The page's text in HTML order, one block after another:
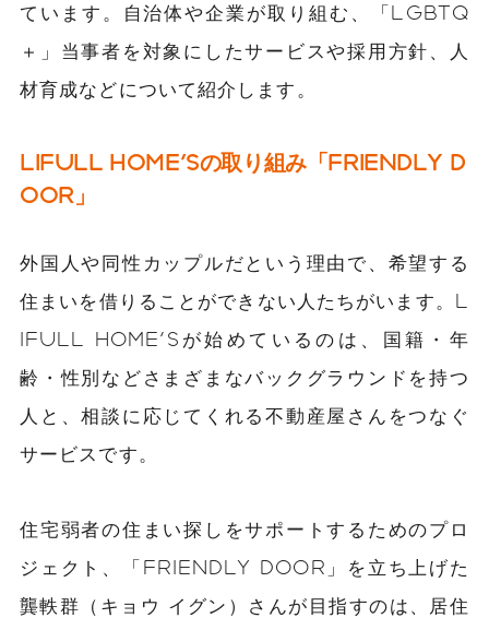
ています。自治体や企業が取り組む、「LGBTQ
＋」当事者を対象にしたサービスや採用方針、人
材育成などについて紹介します。
LIFULL HOME'Sの取り組み「FRIENDLY D
OOR」
外国人や同性カップルだという理由で、希望する
住まいを借りることができない人たちがいます。L
IFULL HOME'Sが始めているのは、国籍・年
齢・性別などさまざまなバックグラウンドを持つ
人と、相談に応じてくれる不動産屋さんをつなぐ
サービスです。
住宅弱者の住まい探しをサポートするためのプロ
ジェクト、「FRIENDLY DOOR」を立ち上げた
龔軼群（キョウ イグン）さんが目指すのは、居住